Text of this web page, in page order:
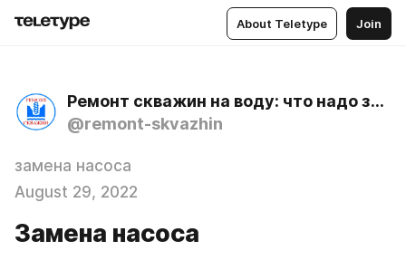
About Teletype Join
Ремонт скважин на воду: что надо знать об их очистке, обустройстве, обслуживании, диагностике
@remont-skvazhin
замена насоса
August 29, 2022
Замена насоса